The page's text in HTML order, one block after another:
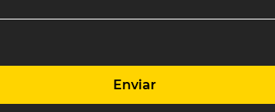
Enviar